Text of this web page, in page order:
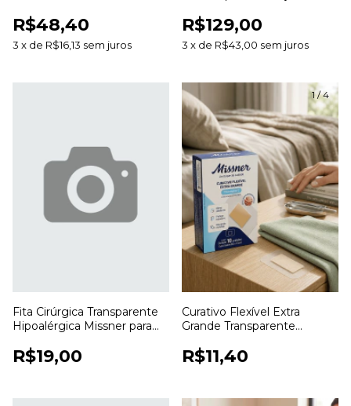
Ortho Pauher
R$48,40
3 x de R$16,13 sem juros
R$129,00
3 x de R$43,00 sem juros
Fita Cirúrgica Transparente
Hipoalérgica Missner para
R$19,00
1/4
Curativo Flexível Extra
Grande Transparente
Ferimentos
R$11,40